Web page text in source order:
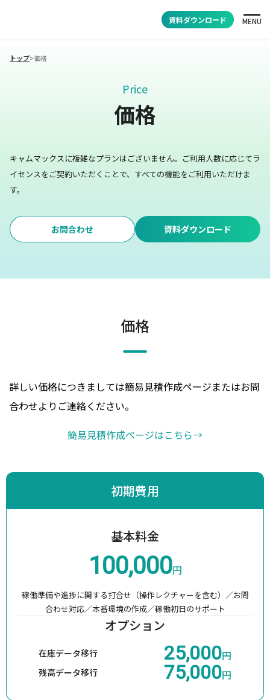
資料ダウンロード MENU
トップ>価格
Price
価格
キャムマックスに複雑なプランはございません。 ご利用人数に応じてラ
イセンスをご契約いただくことで、すべての機能をご利用いただけま
す。
お問合わせ 資料ダウンロード
価格
詳しい価格につきましては簡易見積作成ページまたはお問
合わせよりご連絡ください。
簡易見積作成ページはこちら→
初期費用
基本料金
100,000円
稼働準備や進捗に関する打合せ（操作レクチャーを含む）／お問
合わせ対応／本番環境の作成／稼働初日のサポート
オプション
在庫データ移行 25,000円
残高データ移行 75,000円